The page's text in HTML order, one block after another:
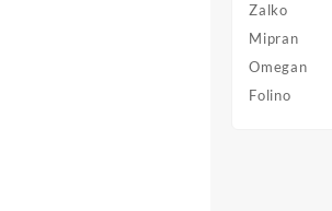
Zalko
Mipran
Omegan
Folino